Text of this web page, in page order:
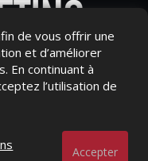
de vous offrir une
et d’améliorer
En continuant à
l’utilisation de
Accepter
Ntic, Actualités
Communication,
Baromètre,